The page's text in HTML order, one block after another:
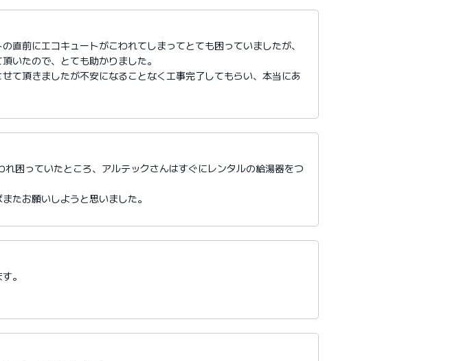
直前にエコキュートがこわれてしまってとても困っていましたが、
いたので、とても助かりました。
て頂きましたが不安になることなく工事完了してもらい、本当にあ
困っていたところ、アルテックさんはすぐにレンタルの給湯器をつ
たお願いしようと思いました。
。